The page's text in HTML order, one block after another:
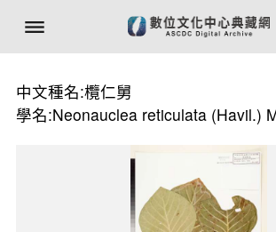
中文種名:欖仁舅
學名:Neonauclea reticulata (Havil.)